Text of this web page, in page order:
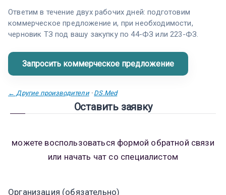
Ответим в течение двух рабочих дней: подготовим
коммерческое предложение и, при необходимости,
черновик ТЗ под вашу закупку по 44-ФЗ или 223-ФЗ.
← Другие производители· DS.Med
Оставить заявку
можете воспользоваться формой обратной связи
или начать чат со специалистом
Организация (обязательно)